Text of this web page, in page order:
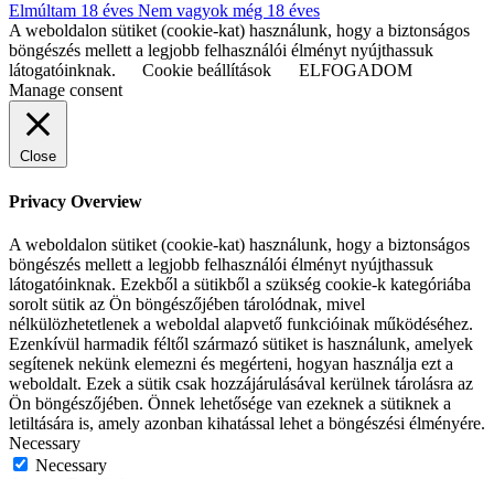
Elmúltam 18 éves Nem vagyok még 18 éves
A weboldalon sütiket (cookie-kat) használunk, hogy a biztonságos
böngészés mellett a legjobb felhasználói élményt nyújthassuk
látogatóinknak.
Cookie beállítások
ELFOGADOM
Manage consent
Close
Privacy Overview
A weboldalon sütiket (cookie-kat) használunk, hogy a biztonságos
böngészés mellett a legjobb felhasználói élményt nyújthassuk
látogatóinknak. Ezekből a sütikből a szükség cookie-k kategóriába
sorolt sütik az Ön böngészőjében tárolódnak, mivel
nélkülözhetetlenek a weboldal alapvető funkcióinak működéséhez.
Ezenkívül harmadik féltől származó sütiket is használunk, amelyek
segítenek nekünk elemezni és megérteni, hogyan használja ezt a
weboldalt. Ezek a sütik csak hozzájárulásával kerülnek tárolásra az
Ön böngészőjében. Önnek lehetősége van ezeknek a sütiknek a
letiltására is, amely azonban kihatással lehet a böngészési élményére.
Necessary
Necessary